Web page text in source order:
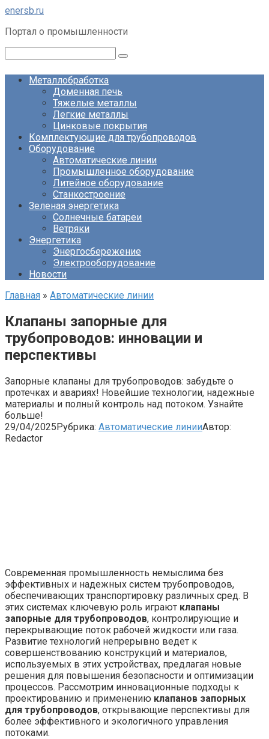
Перейти
контенту
enersb.ru
Портал о промышленности
Металлобработка
Доменная печь
Тяжелые металлы
Легкие металлы
Цинковые покрытия
Комплектующие для трубопроводов
Оборудование
Автоматические линии
Промышленное оборудование
Литейное оборудование
Станкостроение
Зеленая энергетика
Солнечные батареи
Ветряки
Энергетика
Энергосбережение
Электрооборудование
Новости
Главная » Автоматические линии
Клапаны запорные для
трубопроводов: инновации и
перспективы
Запорные клапаны для трубопроводов: забудьте о
протечках и авариях! Новейшие технологии, надежные
материалы и полный контроль над потоком. Узнайте
больше!
29/04/2025Рубрика: Автоматические линииАвтор:
Redactor
Современная промышленность немыслима без
эффективных и надежных систем трубопроводов,
обеспечивающих транспортировку различных сред. В
этих системах ключевую роль играют клапаны
запорные для трубопроводов, контролирующие и
перекрывающие поток рабочей жидкости или газа.
Развитие технологий непрерывно ведет к
совершенствованию конструкций и материалов,
используемых в этих устройствах, предлагая новые
решения для повышения безопасности и оптимизации
процессов. Рассмотрим инновационные подходы к
проектированию и применению клапанов запорных
для трубопроводов, открывающие перспективы для
более эффективного и экологичного управления
потоками.